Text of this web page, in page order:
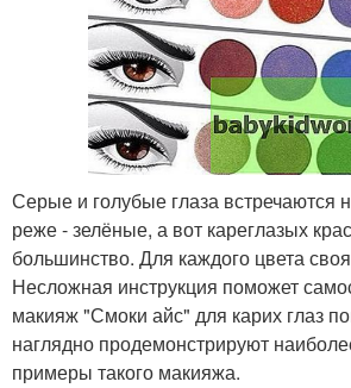
Серые и голубые глаза встречаются
реже - зелёные, а вот кареглазых
большинство. Для каждого цвета
Несложная инструкция поможет
макияж "Смоки айс" для карих глаз
наглядно продемонстрируют
примеры такого макияжа.